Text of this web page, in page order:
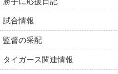
試合情報
監督の采配
タイガース関連情報